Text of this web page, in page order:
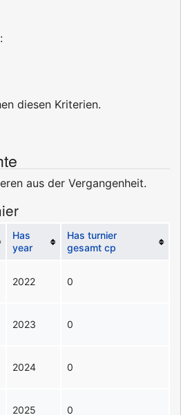
diesen Kriterien.
aus der Vergangenheit.
Has
year
Has turnier
gesamt cp
2022 0
2023 0
2024 0
2025 0